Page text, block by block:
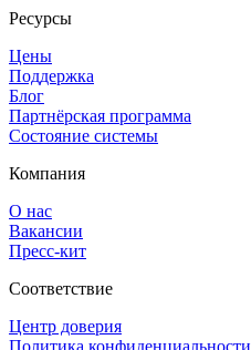
Ресурсы
Цены
Поддержка
Блог
Партнёрская программа
Состояние системы
Компания
О нас
Вакансии
Пресс-кит
Соответствие
Центр доверия
Политика конфиденциальности